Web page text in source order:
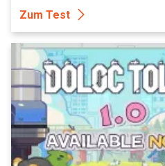
Zum Test